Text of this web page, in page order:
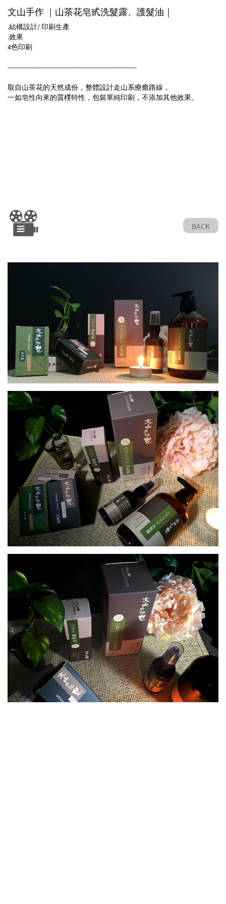
文山手作 ｜山茶花皂甙洗髮露、護髮油｜
.結構設計/ 印刷生產
.效果
4色印刷
----------------------------------------------------------------
取自山茶花的天然成份，整體設計走山系療癒路線，
一如皂性向來的質樸特性，包裝單純印刷，不添加其他效果。
BACK